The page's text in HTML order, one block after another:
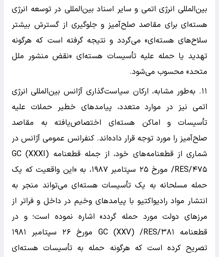
بین‌المللی انرژی اتمی و سایر اسناد بین‌المللی در توسعه انرژی
هسته‌ای برای مقاصد صلح‌آمیز و جلوگیری از گسترش بیشتر
سلاح‌های هسته‌ای» می‌گردد و نتیجه گرفته است که هرگونه
تهدید یا حمله علیه تأسیسات هسته‌ای «نقض منشور ملل
متحد» محسوب می‌شود.
۱۱. به‌طور مشابه، ارکان سیاست‌گذاری آژانس بین‌المللی انرژی
اتمی نیز در موارد متعدد، پیامد‌های خطیر حملات علیه
تأسیسات و اماکن هسته‌ای اختصاص‌یافته به مقاصد
صلح‌آمیز را مورد توجه قرار داده‌اند. کنفرانس عمومی آژانس در
شماری از قطعنامه‌های خود، از جمله قطعنامه GC (XXXI)
/RES/۴۷۵ مورخ ۲۵ سپتامبر ۱۹۸۷، به «این واقعیت که یک
حمله مسلحانه به یک تأسیسات هسته‌ای می‌تواند منجر به
انتشار مواد رادیواکتیو با پیامد‌های وخیم در داخل و فراتر از
مرز‌های دولت مورد حمله گردد» اشاره نموده است؛ و در
قطعنامه GC (XXV) /RES/۳۸۱ مورخ ۲۶ سپتامبر ۱۹۸۱
تصریح کرده است که هرگونه حمله به تأسیسات هسته‌ای